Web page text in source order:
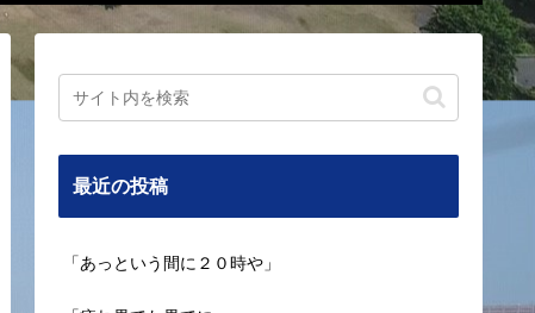
最近の投稿
「あっという間に２０時や」